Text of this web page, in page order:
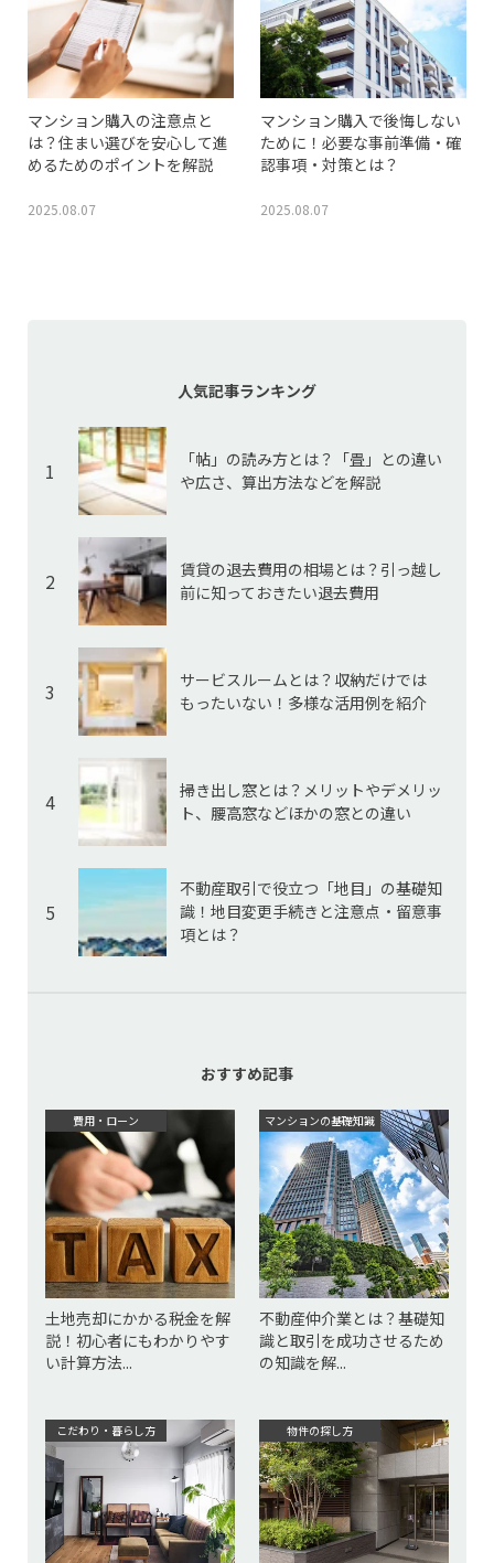
マンション購入の注意点と
は？住まい選びを安心して進
めるためのポイントを解説
2025.08.07
マンション購入で後悔しない
ために！必要な事前準備・確
認事項・対策とは？
2025.08.07
人気記事ランキング
1
「帖」の読み方とは？「畳」との違い
や広さ、算出方法などを解説
2
賃貸の退去費用の相場とは？引っ越し
前に知っておきたい退去費用
3
サービスルームとは？収納だけでは
もったいない！多様な活用例を紹介
4
掃き出し窓とは？メリットやデメリッ
ト、腰高窓などほかの窓との違い
5
不動産取引で役立つ「地目」の基礎知
識！地目変更手続きと注意点・留意事
項とは？
おすすめ記事
費用・ローン
土地売却にかかる税金を解
説！初心者にもわかりやす
い計算方法...
マンションの基礎知識
不動産仲介業とは？基礎知
識と取引を成功させるため
の知識を解...
こだわり・暮らし方 物件の探し方